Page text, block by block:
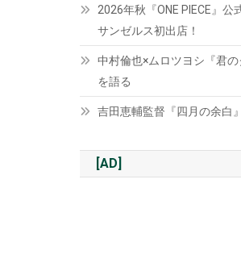
2026年秋『ONE PIECE』公
サンゼルス初出店！
中村倫也×ムロツヨシ『君
を語る
吉田恵輔監督『四月の余白
[AD]